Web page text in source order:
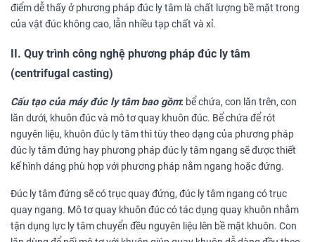
điểm dễ thấy ở phương pháp đúc ly tâm là chất lượng bề mặt trong
của vật đúc không cao, lẫn nhiều tạp chất và xỉ.
II. Quy trình công nghệ phương pháp đúc ly tâm
(centrifugal casting)
Cấu tạo của máy đúc ly tâm bao gồm: bể chứa, con lăn trên, con
lăn dưới, khuôn đúc và mô tơ quay khuôn đúc. Bể chứa để rót
nguyên liệu, khuôn đúc ly tâm thì tùy theo dạng của phương pháp
đúc ly tâm đứng hay phương pháp đúc ly tâm ngang sẽ được thiết
kế hình dáng phù hợp với phương pháp nằm ngang hoặc đứng.
Đúc ly tâm đứng sẽ có trục quay đứng, đúc ly tâm ngang có trục
quay ngang. Mô tơ quay khuôn đúc có tác dụng quay khuôn nhằm
tận dụng lực ly tâm chuyển đều nguyên liệu lên bề mặt khuôn. Con